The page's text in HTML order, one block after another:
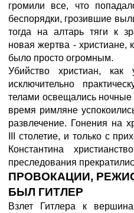
громили все, что
беспорядки, грозившие
тогда на алтарь тяги к
новая жертва - христиане,
было просто огромным.
Убийство христиан,
исключительно
телами освещались
время римляне
развлечение. Гонения на
III столетие, и только с
Константина
преследования
ПРОВОКАЦИИ,
БЫЛ ГИТЛЕР
Взлет Гитлера к